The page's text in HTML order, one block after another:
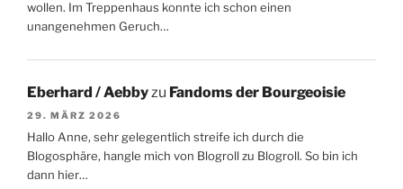
wollen. Im Treppenhaus konnte ich schon einen
unangenehmen Geruch…
Eberhard / Aebby zu Fandoms der Bourgeoisie
29. MÄRZ 2026
Hallo Anne, sehr gelegentlich streife ich durch die
Blogosphäre, hangle mich von Blogroll zu Blogroll. So bin ich
dann hier…